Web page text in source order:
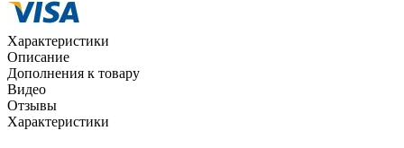
Характеристики
Описание
Дополнения к товару
Видео
Отзывы
Характеристики